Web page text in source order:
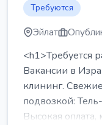
Требуются
Эйлат
<h1>Требуется
Вакансии в
клининг.
подвозкой:
Высокая